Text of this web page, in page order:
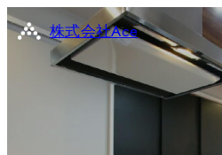
株式会社Ace